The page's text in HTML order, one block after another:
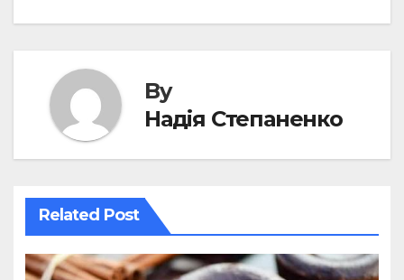
By
Надія Степаненко
Related Post